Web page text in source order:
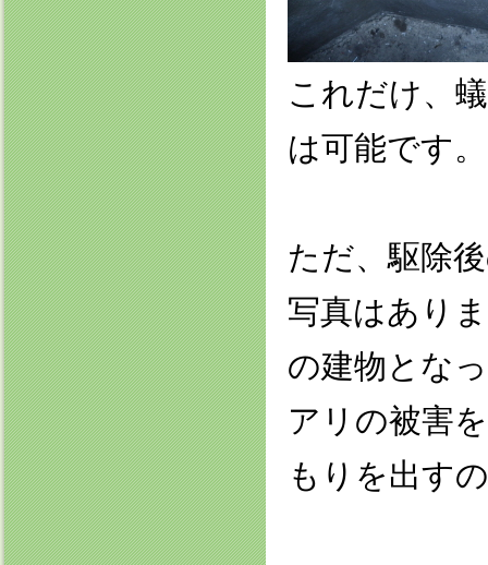
これだけ、
は可能です。
ただ、駆除
写真はあり
の建物とな
アリの被害
もりを出す